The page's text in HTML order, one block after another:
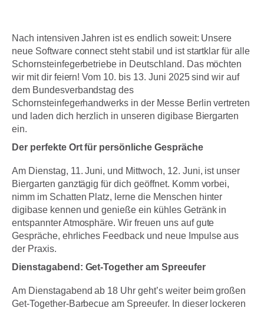
Nach intensiven Jahren ist es endlich soweit: Unsere
neue Software connect steht stabil und ist startklar für alle
Schornsteinfegerbetriebe in Deutschland. Das möchten
wir mit dir feiern! Vom 10. bis 13. Juni 2025 sind wir auf
dem Bundesverbandstag des
Schornsteinfegerhandwerks in der Messe Berlin vertreten
und laden dich herzlich in unseren digibase Biergarten
ein.
Der perfekte Ort für persönliche Gespräche
Am Dienstag, 11. Juni, und Mittwoch, 12. Juni, ist unser
Biergarten ganztägig für dich geöffnet. Komm vorbei,
nimm im Schatten Platz, lerne die Menschen hinter
digibase kennen und genieße ein kühles Getränk in
entspannter Atmosphäre. Wir freuen uns auf gute
Gespräche, ehrliches Feedback und neue Impulse aus
der Praxis.
Dienstagabend: Get-Together am Spreeufer
Am Dienstagabend ab 18 Uhr geht’s weiter beim großen
Get-Together-Barbecue am Spreeufer. In dieser lockeren